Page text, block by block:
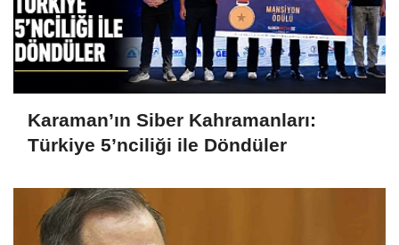
Karaman’ın Siber Kahramanları:
Türkiye 5’nciliği ile Döndüler